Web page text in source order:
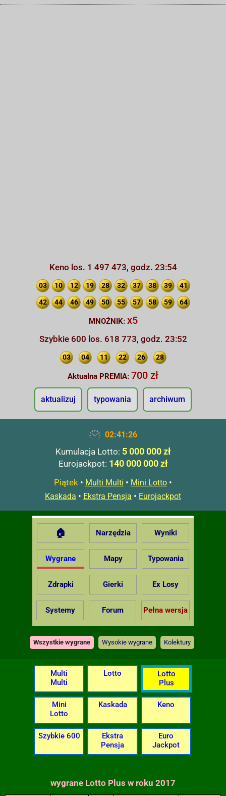
Keno los. 1 497 473, godz. 23:54
03 10 12 19 28 32 37 38 39 41
42 44 46 49 50 55 57 58 59 64
MNOŻNIK: x5
Szybkie 600 los. 618 773, godz. 23:52
03 04 11 22 26 28
Aktualna PREMIA: 700 zł
aktualizuj typowania archiwum
02:41:27
Kumulacja Lotto: 5 000 000 zł
Eurojackpot: 140 000 000 zł
Piątek • Multi Multi • Mini Lotto •
Kaskada • Ekstra Pensja • Eurojackpot
🏠 Narzędzia Wyniki
Wygrane Mapy Typowania
Zdrapki Gierki Ex Losy
Systemy Forum Pełna wersja
Wszystkie wygrane Wysokie wygrane Kolektury
Multi
Multi
Lotto
Lotto
Plus
Mini
Lotto
Kaskada Keno
Szybkie 600
Ekstra
Pensja
Euro
Jackpot
wygrane Lotto Plus w roku 2017